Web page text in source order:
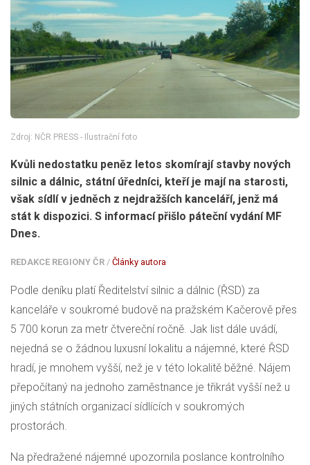
Zdroj: NČR PRESS - Ilustrační foto
Kvůli nedostatku peněz letos skomírají stavby nových
silnic a dálnic, státní úředníci, kteří je mají na starosti,
však sídlí v jedněch z nejdražších kanceláří, jenž má
stát k dispozici. S informací přišlo páteční vydání MF
Dnes.
REDAKCE REGIONY ČR / Články autora
Podle deníku platí Ředitelství silnic a dálnic (ŘSD) za
kanceláře v soukromé budově na pražském Kačerově přes
5 700 korun za metr čtvereční ročně. Jak list dále uvádí,
nejedná se o žádnou luxusní lokalitu a nájemné, které ŘSD
hradí, je mnohem vyšší, než je v této lokalitě běžné. Nájem
přepočítaný na jednoho zaměstnance je třikrát vyšší než u
jiných státních organizací sídlících v soukromých
prostorách.
Na předražené nájemné upozornila poslance kontrolního